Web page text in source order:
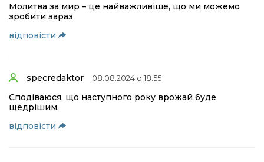
Молитва за мир – це найважливіше, що ми можемо
зробити зараз
відповіcти
specredaktor 08.08.2024 о 18:55
Сподіваюся, що наступного року врожай буде
щедрішим.
відповіcти